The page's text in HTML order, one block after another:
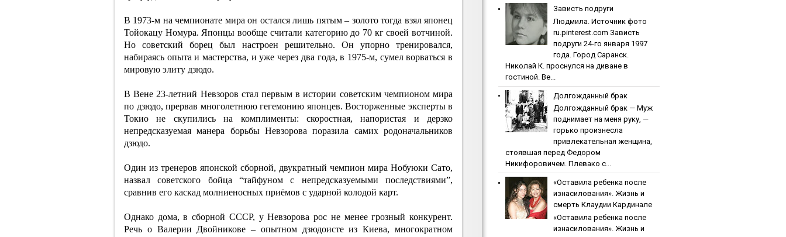
В 1973-м на чемпионате мира он остался лишь пятым – золото тогда взял японец
Тойокацу Номура. Японцы вообще считали категорию до 70 кг своей вотчиной.
Но советский борец был настроен решительно. Он упорно тренировался,
набираясь опыта и мастерства, и уже через два года, в 1975-м, сумел ворваться в
мировую элиту дзюдо.
В Вене 23-летний Невзоров стал первым в истории советским чемпионом мира
по дзюдо, прервав многолетнюю гегемонию японцев. Восторженные эксперты в
Токио не скупились на комплименты: скоростная, напористая и дерзко
непредсказуемая манера борьбы Невзорова поразила самих родоначальников
дзюдо.
Один из тренеров японской сборной, двукратный чемпион мира Нобуюки Сато,
назвал советского бойца “тайфуном с непредсказуемыми последствиями”,
сравнив его каскад молниеносных приёмов с ударной колодой карт.
Однако дома, в сборной СССР, у Невзорова рос не менее грозный конкурент.
Речь о Валерии Двойникове – опытном дзюдоисте из Киева, многократном
Зaвиcть пoдpуги
Людмила. Источник фото
ru.pinterest.com Зaвиcть
пoдpуги 24-го января 1997
года. Город Саранск.
Николай К. проснулся на диване в
гостиной. Ве...
Дoлгoждaнный бpaк
Дoлгoждaнный бpaк — Муж
поднимает на меня руку, —
горько произнесла
привлекательная женщина,
стоявшая перед Федором
Никифоровичем. Плевако с...
«Ocтaвилa peбeнкa пocлe
изнacилoвaния». Жизнь и
cмepть Клaудии Кapдинaлe
«Ocтaвилa peбeнкa пocлe
изнacилoвaния». Жизнь и